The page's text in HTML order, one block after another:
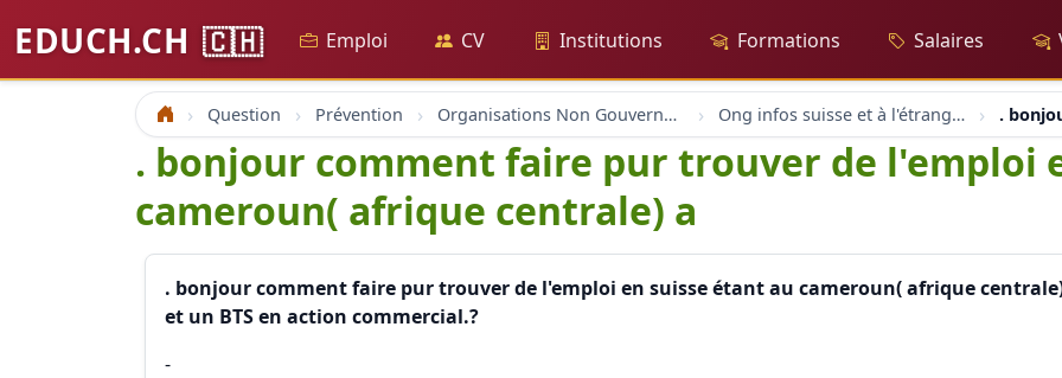
EDUCH.CH 🇨🇭 Emploi CV Institutions Formations Salaires
Accueil Question Prévention Organisations Non Gouvernementales Ong infos suisse et à l'étranger .
. bonjour comment faire pur trouver de l'emploi
cameroun( afrique centrale) a
. bonjour comment faire pur trouver de l'emploi en suisse étant au cameroun( afrique
et un BTS en action commercial.?
-